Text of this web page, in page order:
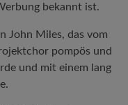
bekannt ist.
John Miles, das vom
pompös und
und mit einem lang